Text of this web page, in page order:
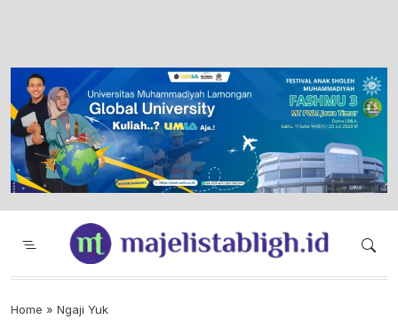
Majelis Tabligh Muhammadiyah
Syiar Dakwah Islam Berkemajuan dan
Home » Ngaji Yuk